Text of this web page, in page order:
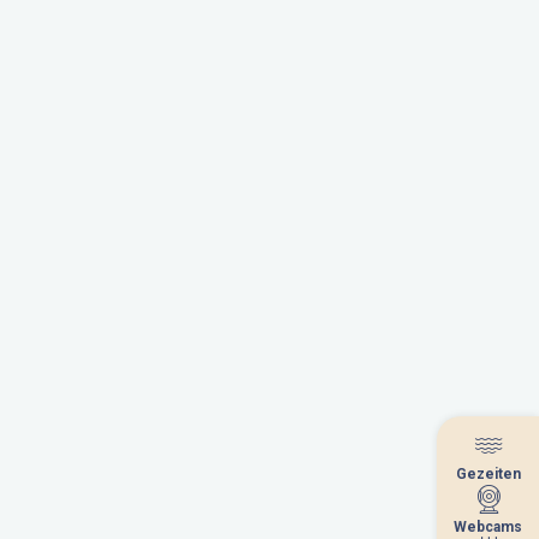
Gezeiten
Webcams